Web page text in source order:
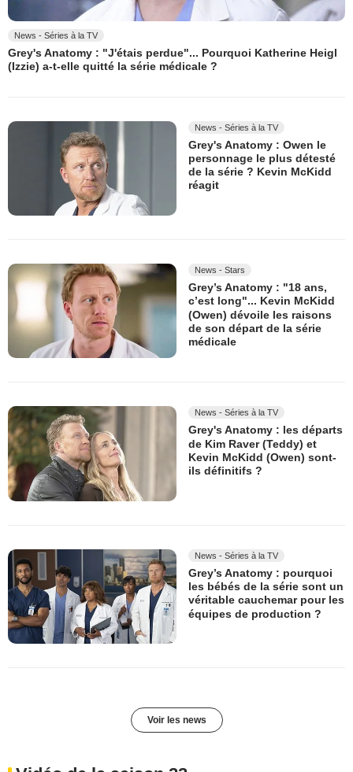
News - Séries à la TV
Grey's Anatomy : "J'étais perdue"... Pourquoi Katherine Heigl
(Izzie) a-t-elle quitté la série médicale ?
News - Séries à la TV
Grey's Anatomy : Owen le
personnage le plus détesté
de la série ? Kevin McKidd
réagit
News - Stars
Grey’s Anatomy : "18 ans,
c’est long"... Kevin McKidd
(Owen) dévoile les raisons
de son départ de la série
médicale
News - Séries à la TV
Grey's Anatomy : les départs
de Kim Raver (Teddy) et
Kevin McKidd (Owen) sont-
ils définitifs ?
News - Séries à la TV
Grey’s Anatomy : pourquoi
les bébés de la série sont un
véritable cauchemar pour les
équipes de production ?
Voir les news